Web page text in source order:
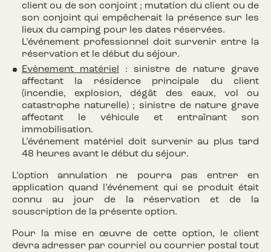
client ou de son conjoint ; mutation du client ou de
son conjoint qui empêcherait la présence sur les
lieux du camping pour les dates réservées.
L’événement professionnel doit survenir entre la
réservation et le début du séjour.
Evènement matériel
: sinistre de nature grave
affectant la résidence principale du client
(incendie, explosion, dégât des eaux, vol ou
catastrophe naturelle) ; sinistre de nature grave
affectant le véhicule et entraînant son
immobilisation.
L’événement matériel doit survenir au plus tard
48 heures avant le début du séjour.
L’option annulation ne pourra pas entrer en
application quand l’événement qui se produit était
connu au jour de la réservation et de la
souscription de la présente option.
Pour la mise en œuvre de cette option, le client
devra adresser par courriel ou courrier postal tout